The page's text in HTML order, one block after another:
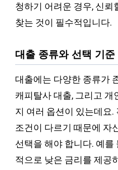
청하기 어려운 경우, 신뢰
찾는 것이 필수적입니다.
대출 종류와 선택 기준
대출에는 다양한 종류가
캐피탈사 대출, 그리고 개
지 여러 옵션이 있는데요
조건이 다르기 때문에 자
선택을 해야 합니다. 예를
적으로 낮은 금리를 제공